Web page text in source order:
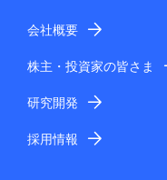
会社概要
株主・投資家の皆さま
研究開発
採用情報